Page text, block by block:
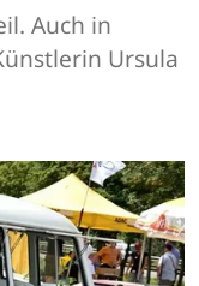
Auch in
Ursula